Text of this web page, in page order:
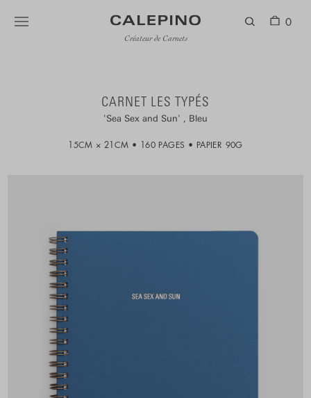
Créateur de Carnets
0
CARNET LES TYPÉS
Sea Sex and Sun Bleu
15CM × 21CM 160 PAGES PAPIER 90G